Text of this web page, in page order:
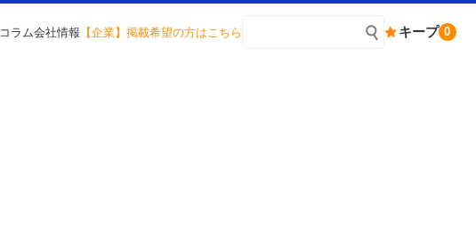
コラム会社情報 【企業】掲載希望の方はこちら キープ 0